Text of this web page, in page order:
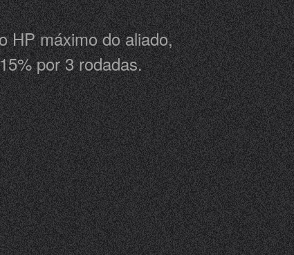
HP máximo do aliado,
por 3 rodadas.